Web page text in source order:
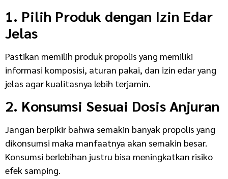
1. Pilih Produk dengan Izin Edar
Jelas
Pastikan memilih produk propolis yang memiliki
informasi komposisi, aturan pakai, dan izin edar yang
jelas agar kualitasnya lebih terjamin.
2. Konsumsi Sesuai Dosis Anjuran
Jangan berpikir bahwa semakin banyak propolis yang
dikonsumsi maka manfaatnya akan semakin besar.
Konsumsi berlebihan justru bisa meningkatkan risiko
efek samping.